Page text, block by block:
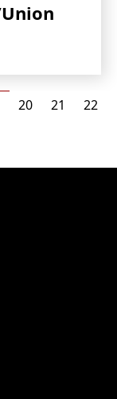
20 21
22